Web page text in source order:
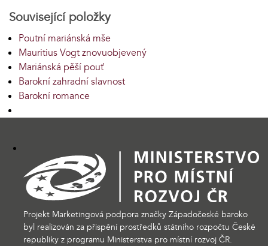
Související položky
Poutní mariánská mše
Mauritius Vogt znovuobjevený
Mariánská pěší pouť
Barokní zahradní slavnost
Barokní romance
Projekt Marketingová podpora značky Západočeské baroko
byl realizován za přispění prostředků státního rozpočtu České
republiky z programu Ministerstva pro místní rozvoj ČR.